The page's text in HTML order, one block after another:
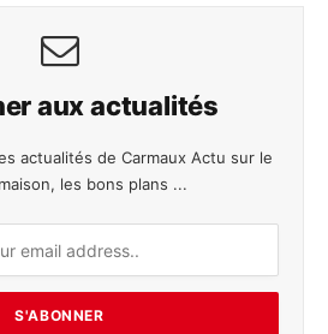
aux actualités
actualités de Carmaux Actu sur le
les bons plans ...